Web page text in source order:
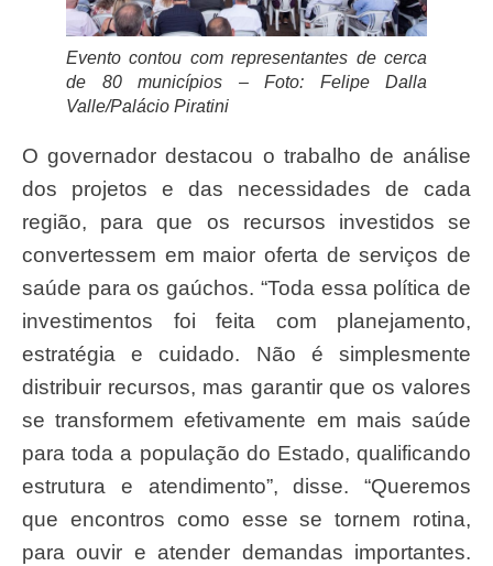
Evento contou com representantes de cerca
de 80 municípios – Foto: Felipe Dalla
Valle/Palácio Piratini
O governador destacou o trabalho de análise
dos projetos e das necessidades de cada
região, para que os recursos investidos se
convertessem em maior oferta de serviços de
saúde para os gaúchos. “Toda essa política de
investimentos foi feita com planejamento,
estratégia e cuidado. Não é simplesmente
distribuir recursos, mas garantir que os valores
se transformem efetivamente em mais saúde
para toda a população do Estado, qualificando
estrutura e atendimento”, disse. “Queremos
que encontros como esse se tornem rotina,
para ouvir e atender demandas importantes.